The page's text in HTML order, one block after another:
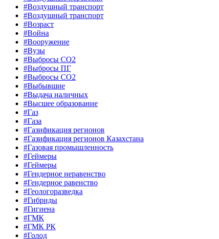
#Воздушный транспорт
#Воздушный транспорт
#Возраст
#Война
#Вооружение
#Вузы
#Выбросы CO2
#Выбросы ПГ
#Выбросы СО2
#Выбывшие
#Выдача наличных
#Высшее образование
#Газ
#Газа
#Газификация регионов
#Газификация регионов Казахстана
#Газовая промышленность
#Геймеры
#Геймеры
#Гендерное неравенство
#Гендерное равенство
#Геологоразведка
#Гибриды
#Гигиена
#ГМК
#ГМК РК
#Голод